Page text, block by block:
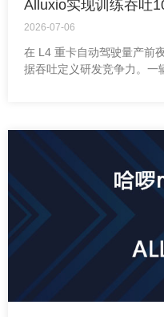
Alluxio实现训练吞吐
2026-07-06
在 L4 重卡自动驾驶量产前
据吞吐定义研发竞争力。一